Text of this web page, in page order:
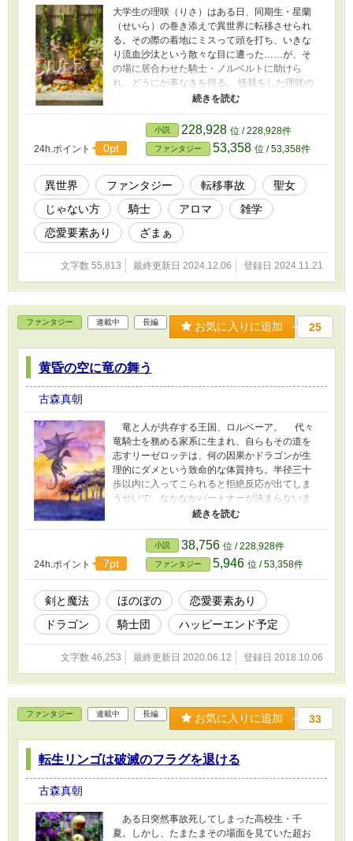
で、どうぞよろしくお願いいたします！
大学生の理咲（りさ）はある日、同期生・星蘭
（せいら）の巻き添えで異世界に転移させられ
る。その際の着地にミスって頭を打ち、いきな
り流血沙汰という散々な目に遭った……が、そ
の場に居合わせた騎士・ノルベルトに助けら
れ、どうにか事なきを得る。 怪我をした理咲の
行動にいたく感心したという彼は、若くして近
衛騎士隊を任される通称『銀鷹卿』。長身でガ
タイが良い上に銀髪蒼眼、整った容姿ながらや
たらと威圧感のある彼だが、実は仲間想いで
少々不器用、ついでに万年肩凝り頭痛持ちとい
う、微笑ましい一面も持っていた。 世話になっ
たお礼に、理咲の持ち込んだ趣味グッズでアロ
マテラピーをしたところ、何故か立ちどころに
不調が癒えてしまう。その後に試したノルベル
トの部下たちも同様で、ここに来て『じゃない
方』の召喚者と思われた理咲の特技が判明する
ことに。 『この世界、アロマテラピーがめっっ
っっちゃ効くんだけど！？！』 趣味で極めた一
芸は、異世界での活路を切り開けるのか。つい
合いの長い知人たちもびっくりの溺愛を見せる
ノルベルトの想いは伝わるのか。その背景で渦
巻く、王宮を巻き込んだ陰謀の行方は？
24h.ポイント 0pt
小説 228,928 位 / 228,928件
ファンタジー 53,358 位 / 53,358件
異世界 ファンタジー 転移事故
聖女
じゃない方
騎士 アロマ
雑学
恋愛要素あり
ざまぁ
文字数 55,813 最終更新日 2024.12.06 登録日 2024.11.21
ファンタジー 連載中 長編 お気に入りに追加 25
黄昏の空に竜の舞う
古森真朝
竜と人が共存する王国、ロルベーア。 代々
竜騎士を務める家系に生まれ、自らもその道を
志すリーゼロッテは、何の因果かドラゴンが生
理的にダメという致命的な体質持ち。半径三十
歩以内に入ってこられると拒絶反応が出てしま
うせいで、なかなかパートナーが決まらないま
まに騎士の叙任式が迫っていた。 そんなとき
に出会った、怪我を負ったドラゴンの青年。ラ
イトという名前以外、何も覚えていない記憶喪
失の彼は、どうやら深い因縁を持っているらし
い。相次ぐ竜騎士襲撃事件との関連を疑うリー
ゼだが――それより何より、やむを得ないとは
いえ、竜族と同じ屋根の下で暮らすことになっ
たことの方がピンチなような気も…… いろ
いろ空回る不器用乙女＆天然タラシなドラゴン
ンタジー。
24h.ポイント 7pt
小説 38,756 位 / 228,928件
ファンタジー 5,946 位 / 53,358件
剣と魔法 ほのぼの
恋愛要素あり
ドラゴン
騎士団 ハッピーエンド予定
文字数 46,253 最終更新日 2020.06.12 登録日 2018.10.06
ファンタジー 連載中 長編 お気に入りに追加 33
転生リンゴは破滅のフラグを退ける
古森真朝
ある日突然事故死してしまった高校生・千
夏。しかし、たまたまその場面を見ていた超お